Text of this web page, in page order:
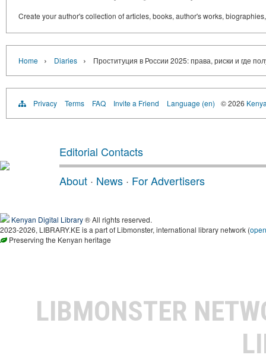
Create your author's collection of articles, books, author's works,
Home › Diaries › Проституция в России 2025: права, риски и где
Privacy Terms FAQ Invite a Friend Language (en) © 2026
Editorial Contacts
About · News · For Advertisers
Kenyan Digital Library® All rights reserved.
2023-2026, LIBRARY.KE is a part of Libmonster, international library network (
Preserving the Kenyan heritage
LIBMONSTER